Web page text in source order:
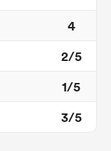
4
2/5
1/5
3/5